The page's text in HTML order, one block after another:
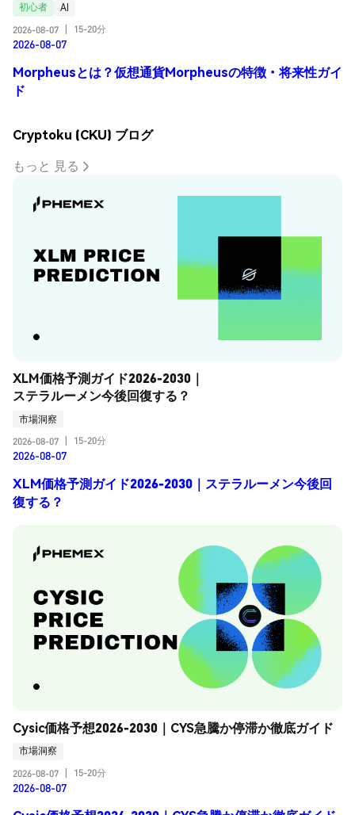
初心者
AI
2026-08-07
15-20分
2026-08-07
Morpheusとは？仮想通貨Morpheusの特徴・将来性ガイ
ド
Cryptoku (CKU) ブログ
もっと 見る
XLM価格予測ガイド2026-2030｜
ステラルーメン今後回復する？
市場洞察
2026-08-07
15-20分
2026-08-07
XLM価格予測ガイド2026-2030｜ステラルーメン今後回
復する？
Cysic価格予想2026-2030｜CYS急騰か停滞か徹底ガイド
市場洞察
2026-08-07
15-20分
2026-08-07